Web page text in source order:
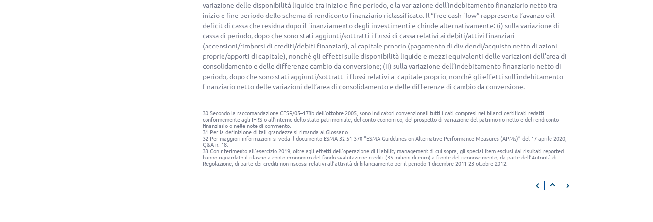
variazione delle disponibilità liquide tra inizio e fine periodo, e la variazione dell’indebitamento finanziario netto tra
inizio e fine periodo dello schema di rendiconto finanziario riclassificato. Il “free cash flow” rappresenta l’avanzo o il
deficit di cassa che residua dopo il finanziamento degli investimenti e chiude alternativamente: (i) sulla variazione di
cassa di periodo, dopo che sono stati aggiunti/sottratti i flussi di cassa relativi ai debiti/attivi finanziari
(accensioni/rimborsi di crediti/debiti finanziari), al capitale proprio (pagamento di dividendi/acquisto netto di azioni
proprie/apporti di capitale), nonché gli effetti sulle disponibilità liquide e mezzi equivalenti delle variazioni dell’area di
consolidamento e delle differenze cambio da conversione; (ii) sulla variazione dell’indebitamento finanziario netto di
periodo, dopo che sono stati aggiunti/sottratti i flussi relativi al capitale proprio, nonché gli effetti sull’indebitamento
finanziario netto delle variazioni dell’area di consolidamento e delle differenze di cambio da conversione.
30 Secondo la raccomandazione CESR/05–178b dell’ottobre 2005, sono indicatori convenzionali tutti i dati compresi nei bilanci certificati redatti
conformemente agli IFRS o all’interno dello stato patrimoniale, del conto economico, del prospetto di variazione del patrimonio netto e del rendiconto
finanziario o nelle note di commento.
31 Per la definizione di tali grandezze si rimanda al Glossario.
32 Per maggiori informazioni si veda il documento ESMA 32-51-370 “ESMA Guidelines on Alternative Performance Measures (APMs)” del 17 aprile 2020,
Q&A n. 18.
33 Con riferimento all’esercizio 2019, oltre agli effetti dell’operazione di Liability management di cui sopra, gli special item esclusi dai risultati reported
hanno riguardato il rilascio a conto economico del fondo svalutazione crediti (35 milioni di euro) a fronte del riconoscimento, da parte dell’Autorità di
Regolazione, di parte dei crediti non riscossi relativi all’attività di bilanciamento per il periodo 1 dicembre 2011-23 ottobre 2012.